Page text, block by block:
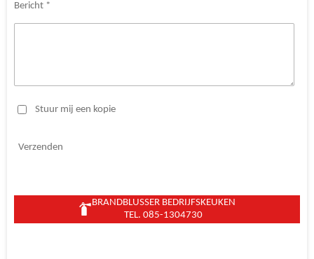
Bericht *
Stuur mij een kopie
Verzenden
BRANDBLUSSER BEDRIJFSKEUKEN
TEL. 085-1304730